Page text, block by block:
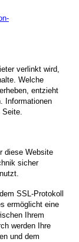
verlinkt wird,
Welche
entzieht
Informationen
Seite.
diese Website
sicher
SSL-Protokoll
ermöglicht eine
Ihrem
werden Ihre
und dem